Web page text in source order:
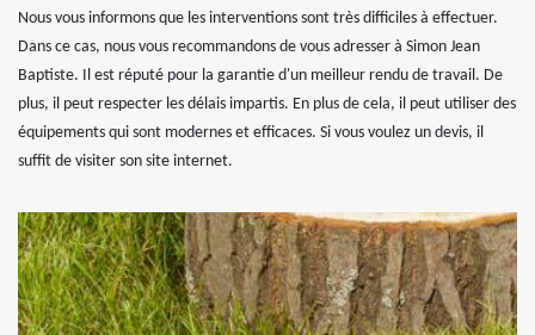
Nous vous informons que les interventions sont très difficiles à effectuer.
Dans ce cas, nous vous recommandons de vous adresser à Simon Jean
Baptiste. Il est réputé pour la garantie d'un meilleur rendu de travail. De
plus, il peut respecter les délais impartis. En plus de cela, il peut utiliser des
équipements qui sont modernes et efficaces. Si vous voulez un devis, il
suffit de visiter son site internet.